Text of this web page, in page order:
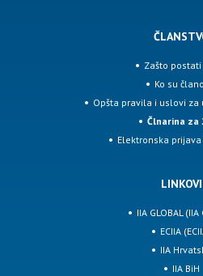
Zašto postati
Ko su
Opšta pravila i uslovi za
Člnarina za
Elektronska
LINKOVI
IIA GLOBAL
ECIIA
IIA
IIA BiH